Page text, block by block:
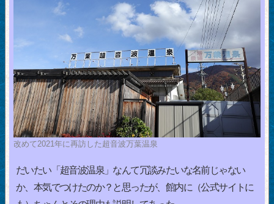
改めて2021年に再訪した超音波万葉温泉
だいたい「超音波温泉」なんて冗談みたいな名前じゃない
か、本気でつけたのか？と思ったが、館内に（公式サイトに